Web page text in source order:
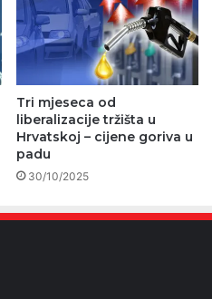
Tri mjeseca od
liberalizacije tržišta u
Hrvatskoj – cijene goriva u
padu
30/10/2025